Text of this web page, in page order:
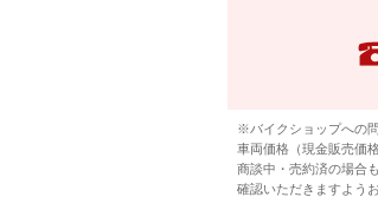
※バイクショップへの
車両価格（現金販売価
商談中・売約済の場合
確認いただきますよう